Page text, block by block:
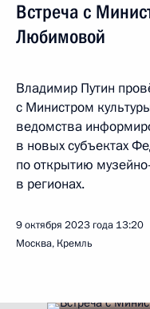
Встреча с
Любимовой
Владимир Путин
с Министром
ведомства
в новых субъектах
по открытию
в регионах.
9 октября 2023 года 13:20
Москва, Кремль